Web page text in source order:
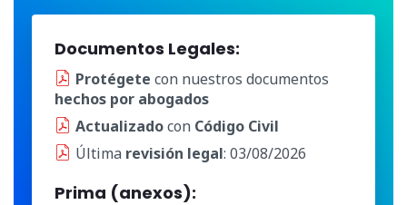
Documentos Legales:
Protégete con nuestros documentos
hechos por abogados
Actualizadocon Código Civil
Última revisión legal: 03/08/2026
Prima (anexos):